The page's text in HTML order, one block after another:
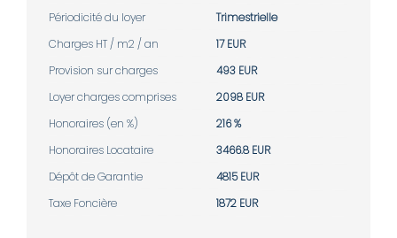
Périodicité du loyer
Trimestrielle
Charges HT / m2 / an
17 EUR
Provision sur charges
493 EUR
Loyer charges comprises
2098 EUR
Honoraires (en %)
216 %
Honoraires Locataire
3466.8 EUR
Dépôt de Garantie
4815 EUR
Taxe Foncière
1872 EUR